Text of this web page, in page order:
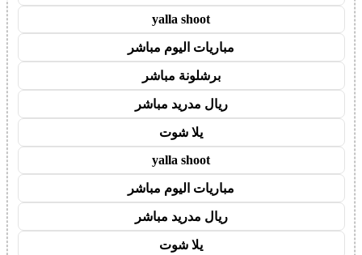
yalla shoot
مباريات اليوم مباشر
برشلونة مباشر
ريال مدريد مباشر
يلا شوت
yalla shoot
مباريات اليوم مباشر
ريال مدريد مباشر
يلا شوت